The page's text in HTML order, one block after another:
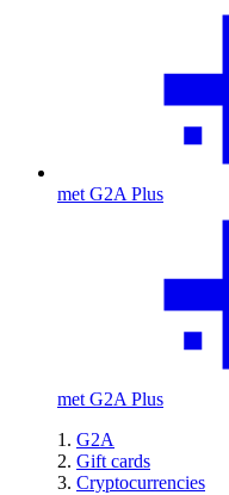
met G2A Plus
met G2A Plus
G2A
Gift cards
Cryptocurrencies